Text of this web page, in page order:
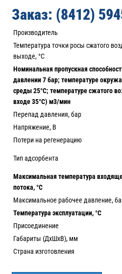
Заказ: (8412)
Производитель
Температура точки росы сжатого
выходе, °С
Номинальная пропускная
давлении 7 бар; температуре
среды 25°С; температуре сжатого
входе 35°С) м3/мин
Перепад давления, бар
Напряжение, В
Потери на регенерацию
Тип адсорбента
Максимальная температура
потока, °С
Максимальное рабочее давление,
Температура эксплуатации, °С
Присоединение
Габариты (ДхШхВ), мм
Страна изготовления